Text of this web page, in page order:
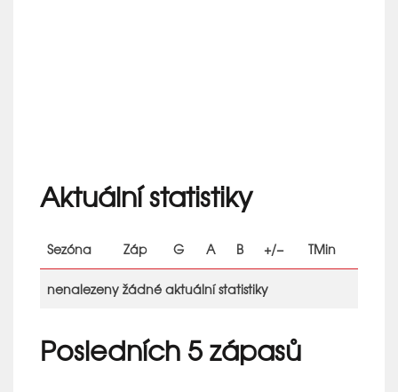
Aktuální statistiky
Sezóna Záp G A B +/− TMin
nenalezeny žádné aktuální statistiky
Posledních 5 zápasů